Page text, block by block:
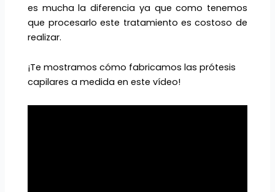
es mucha la diferencia ya que como tenemos
que procesarlo este tratamiento es costoso de
realizar.
¡Te mostramos cómo fabricamos las prótesis
capilares a medida en este vídeo!